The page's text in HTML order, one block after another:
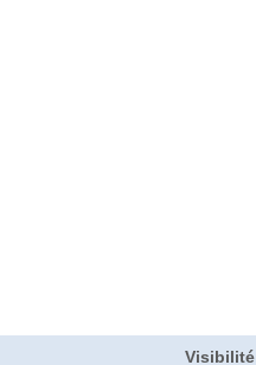
Visibilité